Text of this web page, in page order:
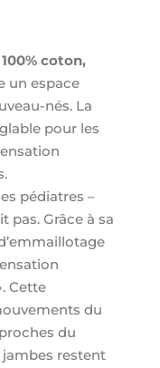
100% coton,
un espace
nés. La
pour les
pédiatres –
pas. Grâce à sa
Cette
du
du
jambes restent